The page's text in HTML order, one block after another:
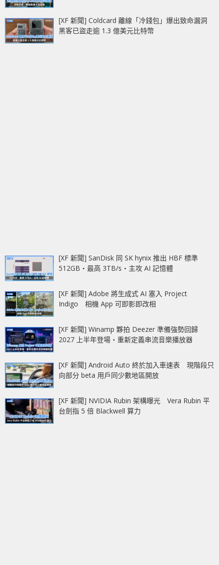
[XF 新聞] Coldcard 離線「冷錢包」爆出致命漏洞
黑客已盜走逾 1.3 億美元比特幣
[XF 新聞] SanDisk 同 SK hynix 推出 HBF 標準
512GB‧最高 3TB/s‧主攻 AI 記憶體
[XF 新聞] Adobe 將生成式 AI 塞入 Project
Indigo 相機 App 可即影即改相
[XF 新聞] Winamp 夥拍 Deezer 準備強勢回歸
2027 上半年登場‧重新定義串流音樂播放器
[XF 新聞] Android Auto 終於加入車速表 現階段只
向部分 beta 用戶同少數地區開放
[XF 新聞] NVIDIA Rubin 架構曝光 Vera Rubin 平
台劍指 5 倍 Blackwell 算力